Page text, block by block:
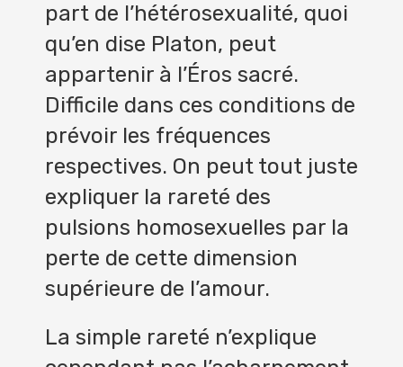
part de l’hétérosexualité, quoi
qu’en dise Platon, peut
appartenir à l’Éros sacré.
Difficile dans ces conditions de
prévoir les fréquences
respectives. On peut tout juste
expliquer la rareté des
pulsions homosexuelles par la
perte de cette dimension
supérieure de l’amour.
La simple rareté n’explique